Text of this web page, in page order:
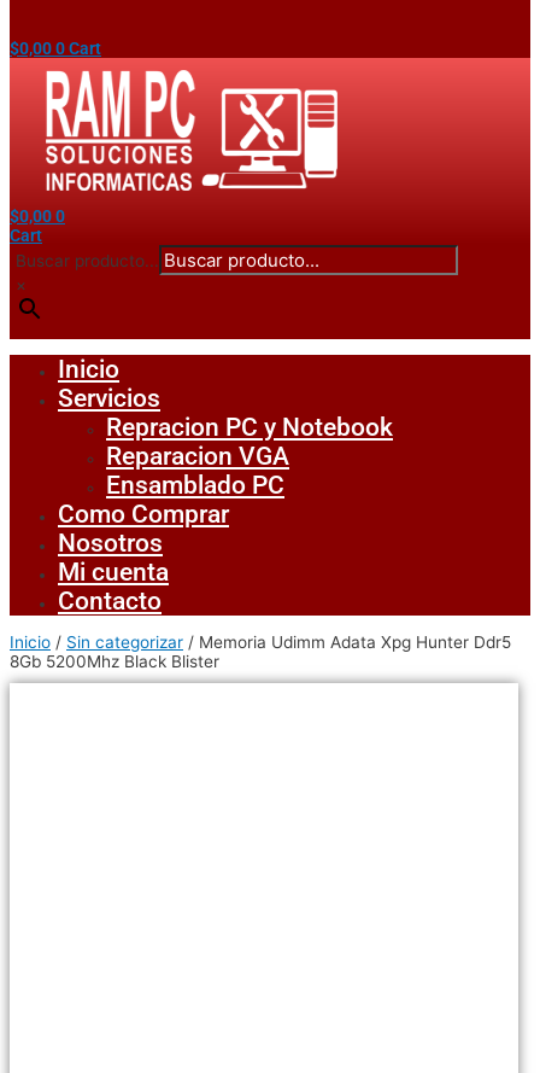
$0,000Cart
$0,000
Cart
Buscar producto...
×
Inicio
Servicios
Repracion PC y Notebook
Reparacion VGA
Ensamblado PC
Como Comprar
Nosotros
Mi cuenta
Contacto
Inicio / Sin categorizar / Memoria Udimm Adata Xpg Hunter Ddr5
8Gb 5200Mhz Black Blister